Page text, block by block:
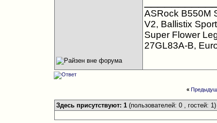
ASRock B550M
V2, Ballistix
Super Flower
27GL83A-B,
«
Здесь присутствуют: 1 (пользователей: 0 , гостей: 1)